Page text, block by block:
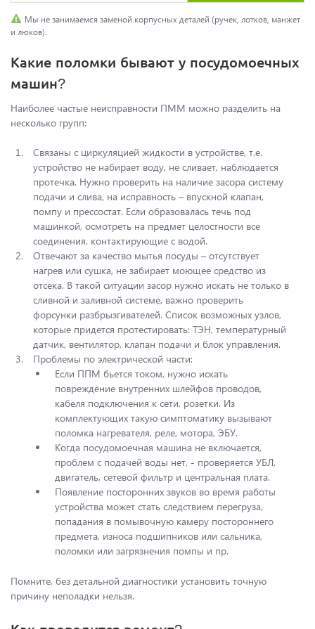
Мы не занимаемся заменой корпусных деталей (ручек, лотков, манжет
и люков).
Какие поломки бывают у посудомоечных
машин?
Наиболее частые неисправности ПММ можно разделить на
несколько групп:
Связаны с циркуляцией жидкости в устройстве, т.е.
устройство не набирает воду, не сливает, наблюдается
протечка. Нужно проверить на наличие засора систему
подачи и слива, на исправность – впускной клапан,
помпу и прессостат. Если образовалась течь под
машинкой, осмотреть на предмет целостности все
соединения, контактирующие с водой.
Отвечают за качество мытья посуды – отсутствует
нагрев или сушка, не забирает моющее средство из
отсека. В такой ситуации засор нужно искать не только в
сливной и заливной системе, важно проверить
форсунки разбрызгивателей. Список возможных узлов,
которые придется протестировать: ТЭН, температурный
датчик, вентилятор, клапан подачи и блок управления.
Проблемы по электрической части:
Если ППМ бьется током, нужно искать
повреждение внутренних шлейфов проводов,
кабеля подключения к сети, розетки. Из
комплектующих такую симптоматику вызывают
поломка нагревателя, реле, мотора, ЭБУ.
Когда посудомоечная машина не включается,
проблем с подачей воды нет, - проверяется УБЛ,
двигатель, сетевой фильтр и центральная плата.
Появление посторонних звуков во время работы
устройства может стать следствием перегруза,
попадания в помывочную камеру постороннего
предмета, износа подшипников или сальника,
поломки или загрязнения помпы и пр.
Помните, без детальной диагностики установить точную
причину неполадки нельзя.